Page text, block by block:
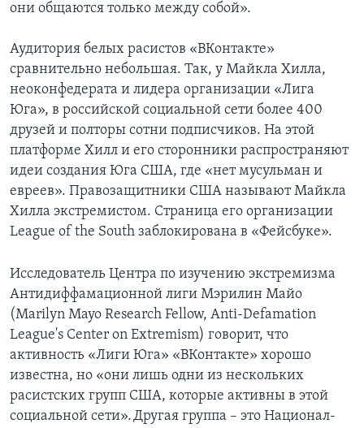
они общаются только между собой».
Аудитория белых расистов «ВКонтакте»
сравнительно небольшая. Так, у Майкла Хилла,
неоконфедерата и лидера организации «Лига
Юга», в российской социальной сети более 400
друзей и полторы сотни подписчиков. На этой
платформе Хилл и его сторонники распространяют
идеи создания Юга США, где «нет мусульман и
евреев». Правозащитники США называют Майкла
Хилла экстремистом. Страница его организации
League of the South заблокирована в «Фейсбуке».
Исследователь Центра по изучению экстремизма
Антидиффамационной лиги Мэрилин Майо
(Marilyn Mayo Research Fellow, Anti-Defamation
League's Center on Extremism) говорит, что
активность «Лиги Юга» «ВКонтакте» хорошо
известна, но «они лишь одни из нескольких
расистских групп США, которые активны в этой
социальной сети». Другая группа – это Национал-